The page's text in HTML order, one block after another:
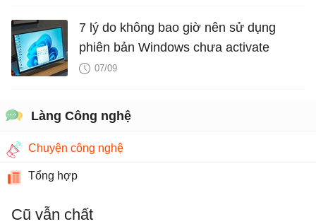
7 lý do không bao giờ nên sử dụng
phiên bản Windows chưa activate
07/09
Làng Công nghệ
Chuyện công nghệ
Tổng hợp
Cũ vẫn chất